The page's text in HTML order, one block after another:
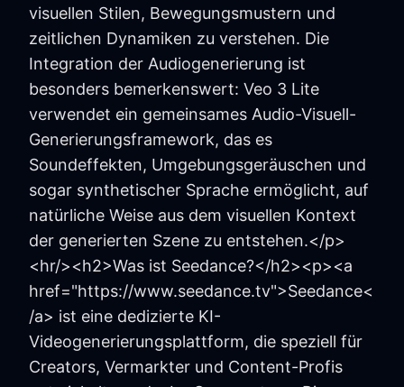
visuellen Stilen, Bewegungsmustern und
zeitlichen Dynamiken zu verstehen. Die
Integration der Audiogenerierung ist
besonders bemerkenswert: Veo 3 Lite
verwendet ein gemeinsames Audio-Visuell-
Generierungsframework, das es
Soundeffekten, Umgebungsgeräuschen und
sogar synthetischer Sprache ermöglicht, auf
natürliche Weise aus dem visuellen Kontext
der generierten Szene zu entstehen.</p>
<hr/><h2>Was ist Seedance?</h2><p><a
href="https://www.seedance.tv">Seedance<
/a> ist eine dedizierte KI-
Videogenerierungsplattform, die speziell für
Creators, Vermarkter und Content-Profis